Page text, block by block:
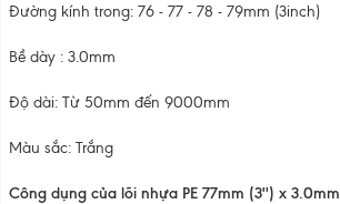
Đường kính trong: 76 - 77 - 78 - 79mm (3inch)
Bề dày : 3.0mm
Độ dài: Từ 50mm đến 9000mm
Màu sắc: Trắng
Công dụng của lõi nhựa PE 77mm (3'') x 3.0mm